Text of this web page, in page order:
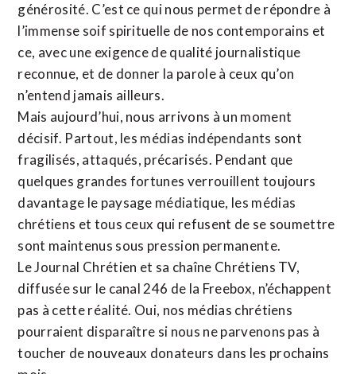
générosité. C’est ce qui nous permet de répondre à
l’immense soif spirituelle de nos contemporains et
ce, avec une exigence de qualité journalistique
reconnue, et de donner la parole à ceux qu’on
n’entend jamais ailleurs.
Mais aujourd’hui, nous arrivons à un moment
décisif. Partout, les médias indépendants sont
fragilisés, attaqués, précarisés. Pendant que
quelques grandes fortunes verrouillent toujours
davantage le paysage médiatique, les médias
chrétiens et tous ceux qui refusent de se soumettre
sont maintenus sous pression permanente.
Le Journal Chrétien et sa chaîne Chrétiens TV,
diffusée sur le canal 246 de la Freebox, n’échappent
pas à cette réalité. Oui, nos médias chrétiens
pourraient disparaître si nous ne parvenons pas à
toucher de nouveaux donateurs dans les prochains